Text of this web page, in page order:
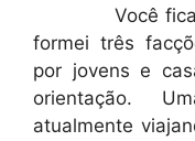
Você ficará
formei três
por jovens e
orientação.
atualmente